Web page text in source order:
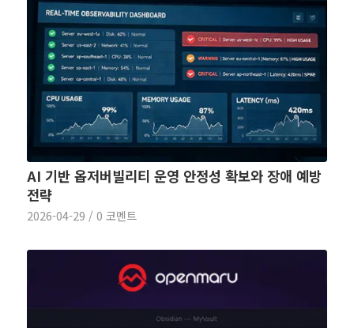
AI 기반 옵저버빌리티 운영 안정성 확보와 장애 예방
전략
2026-04-29 / 0 코멘트